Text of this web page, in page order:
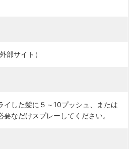
外部サイト）
イした髪に５～10プッシュ、または
なだけスプレーしてください。